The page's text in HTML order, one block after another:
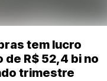
tem lucro
de R$ 52,4 bi no
trimestre